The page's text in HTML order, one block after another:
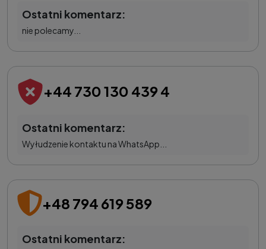
Ostatni komentarz:
nie polecamy...
+44 730 130 439 4
Ostatni komentarz:
Wyłudzenie kontaktu na WhatsApp...
+48 794 619 589
Ostatni komentarz: